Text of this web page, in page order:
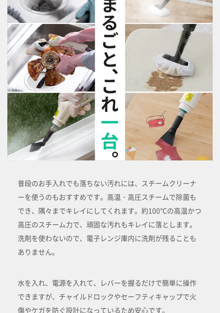
普段のお手入れでも落ちない汚れには、スチームクリーナ
ーを使うのもおすすめです。高温・高圧スチームで除菌も
でき、隅々までキレイにしてくれます。約100℃の高温かつ
高圧のスチーム力で、頑固な汚れもキレイに落とします。
洗剤を使わないので、電子レンジ庫内に洗剤が残ることも
ありません。
水を入れ、電源を入れて、レバーを握るだけで簡単に操作
できますが、チャイルドロックやセーフティキャップで火
傷やケガを防ぐ設計になっているため安心です。